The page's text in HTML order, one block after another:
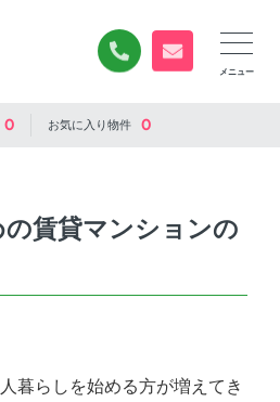
0120-840-834
無料お問い合
0 お気に入り物件 0
賃貸マンションの
暮らしを始める方が増えてき